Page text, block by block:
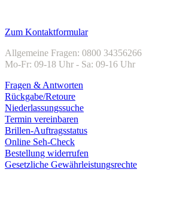
Zum Kontaktformular
Allgemeine Fragen: 0800 34356266
Mo-Fr: 09-18 Uhr - Sa: 09-16 Uhr
Fragen & Antworten
Rückgabe/Retoure
Niederlassungssuche
Termin vereinbaren
Brillen-Auftragsstatus
Online Seh-Check
Bestellung widerrufen
Gesetzliche Gewährleistungsrechte